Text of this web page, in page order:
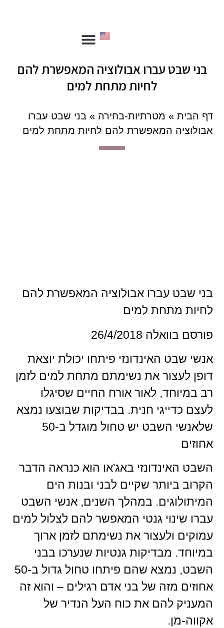
בני שבט עברו אבולוציה המאפשרת להם
לחיות מתחת למים
דף הבית » מטרתיות-בחירה »בני שבט עברו
אבולוציה המאפשרת להם לחיות מתחת למים
בני שבט עברו אבולוציה המאפשרת להם
לחיות מתחת למים
פורסם בוואלה 26/4/2018
אנשי שבט האינדונזי פיתחו יכולת יוצאת
דופן לעצור את נשימתם מתחת למים לזמן
רב במיוחד, לאור אורח החיים שסיגלו
לעצם כדייגי חנית. בבדיקות שבוצעו נמצא
שלאנשי השבט יש טחול מוגדל ב-50
אחוזים
השבט האינדונזי באג'או הוא כנראה הדבר
הקרוב ביותר שקיים לבני ובנות הים
המיתולוגים. במהלך השנים, אנשי השבט
עברו שינוי גנטי המאפשר להם לצלול למים
עמוקים ולעצור את נשימתם לזמן ארוך
במיוחד. מבדיקות גנטיות שנערכו בבני
השבט, נמצא שהם פיתחו טחול גדול ב-50
אחוזים מזה של בני אדם רגילים – והוא זה
המעניק להם את כוח העל הנדיר של
אקווה-מן.